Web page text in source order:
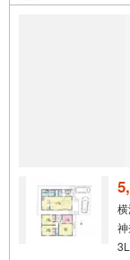
「室内・現地を見学